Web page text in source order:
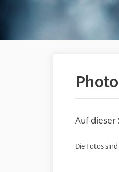
Auf dieser
Die Fotos